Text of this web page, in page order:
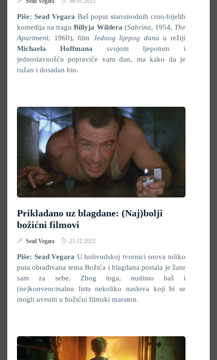
Piše: Sead Vegara Baš poput staromodnih crno-bijelih
komedija na traguBillyja Wildera (Sabrina, 1954, The
Apartment, 1960), film Jednog lijepog danau režiji
Michaela Hoffmana svojom ljepotom i
jednostavnošću popraviće vam dan, ma kako da je
ružan i dosadan bio.
Prikladano uz blagdane: (Naj)bolji
božićni filmovi
Sead Vegara 25.12.2022.
Piše: Sead Vegara U holivudskoj tvornici snova toliko
puta obrađivana tema Božića i blagdana postala je žanr
sam za sebe. Zbog toga, nudimo baš i
(ne)konvencinalnu listu nekoliko naslova koji bi se
mogli uvrstiti u božićni filmski maraton.